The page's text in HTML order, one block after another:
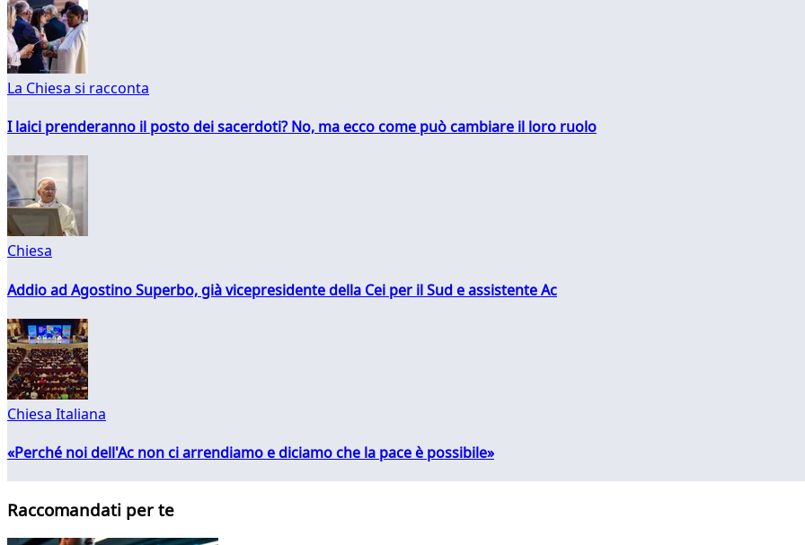
La Chiesa si racconta
I laici prenderanno il posto dei sacerdoti? No, ma ecco come può cambiare il loro ruolo
Chiesa
Addio ad Agostino Superbo, già vicepresidente della Cei per il Sud e assistente Ac
Chiesa Italiana
«Perché noi dell'Ac non ci arrendiamo e diciamo che la pace è possibile»
Raccomandati per te